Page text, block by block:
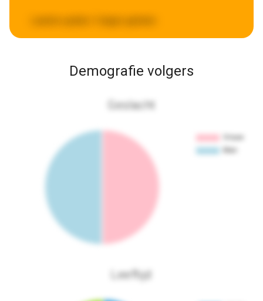
Demografie volgers
Geslacht
Leeftijd